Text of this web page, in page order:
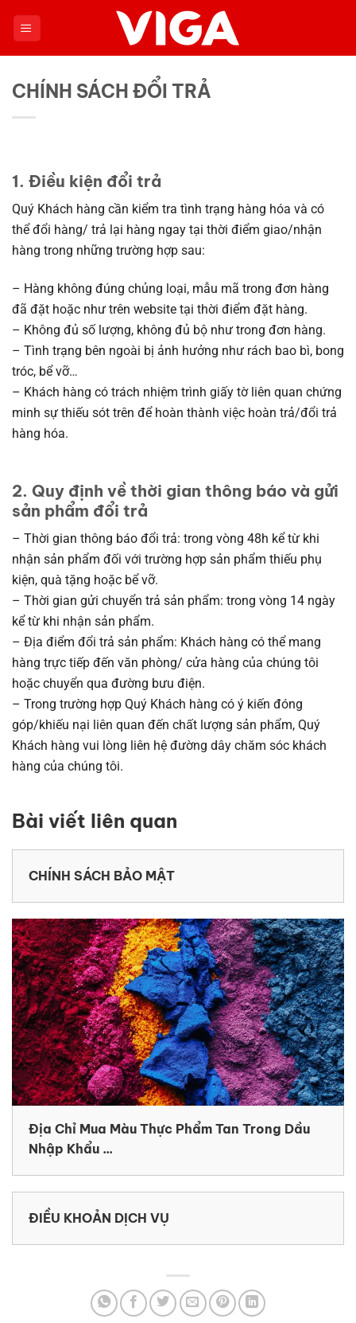
CHÍNH SÁCH ĐỔI TRẢ
1. Điều kiện đổi trả
Quý Khách hàng cần kiểm tra tình trạng hàng hóa và có
thể đổi hàng/ trả lại hàng ngay tại thời điểm giao/nhận
hàng trong những trường hợp sau:
– Hàng không đúng chủng loại, mẫu mã trong đơn hàng
đã đặt hoặc như trên website tại thời điểm đặt hàng.
– Không đủ số lượng, không đủ bộ như trong đơn hàng.
– Tình trạng bên ngoài bị ảnh hưởng như rách bao bì, bong
tróc, bể vỡ…
– Khách hàng có trách nhiệm trình giấy tờ liên quan chứng
minh sự thiếu sót trên để hoàn thành việc hoàn trả/đổi trả
hàng hóa.
2. Quy định về thời gian thông báo và gửi
sản phẩm đổi trả
– Thời gian thông báo đổi trả: trong vòng 48h kể từ khi
nhận sản phẩm đối với trường hợp sản phẩm thiếu phụ
kiện, quà tặng hoặc bể vỡ.
– Thời gian gửi chuyển trả sản phẩm: trong vòng 14 ngày
kể từ khi nhận sản phẩm.
– Địa điểm đổi trả sản phẩm: Khách hàng có thể mang
hàng trực tiếp đến văn phòng/ cửa hàng của chúng tôi
hoặc chuyển qua đường bưu điện.
– Trong trường hợp Quý Khách hàng có ý kiến đóng
góp/khiếu nại liên quan đến chất lượng sản phẩm, Quý
Khách hàng vui lòng liên hệ đường dây chăm sóc khách
hàng của chúng tôi.
Bài viết liên quan
CHÍNH SÁCH BẢO MẬT
Địa Chỉ Mua Màu Thực Phẩm Tan Trong Dầu
Nhập Khẩu ...
ĐIỀU KHOẢN DỊCH VỤ